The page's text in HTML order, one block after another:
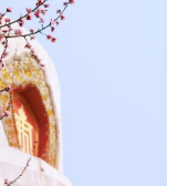
视频北京